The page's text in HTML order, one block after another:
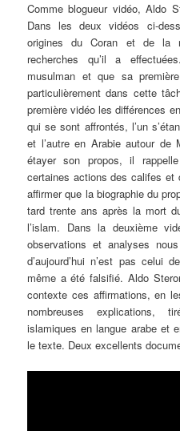
Comme blogueur vidéo, Aldo
Dans les deux vidéos ci-
origines du Coran et de la
recherches qu’il a
musulman et que sa
particulièrement dans cette
première vidéo les différences
qui se sont affrontés, l’un
et l’autre en Arabie autour de
étayer son propos, il
certaines actions des califes
affirmer que la biographie du
tard trente ans après la mort
l’islam. Dans la deuxième
observations et analyses
d’aujourd’hui n’est pas celui
même a été falsifié. Aldo
contexte ces affirmations, en
nombreuses explications,
islamiques en langue arabe et
le texte. Deux excellents